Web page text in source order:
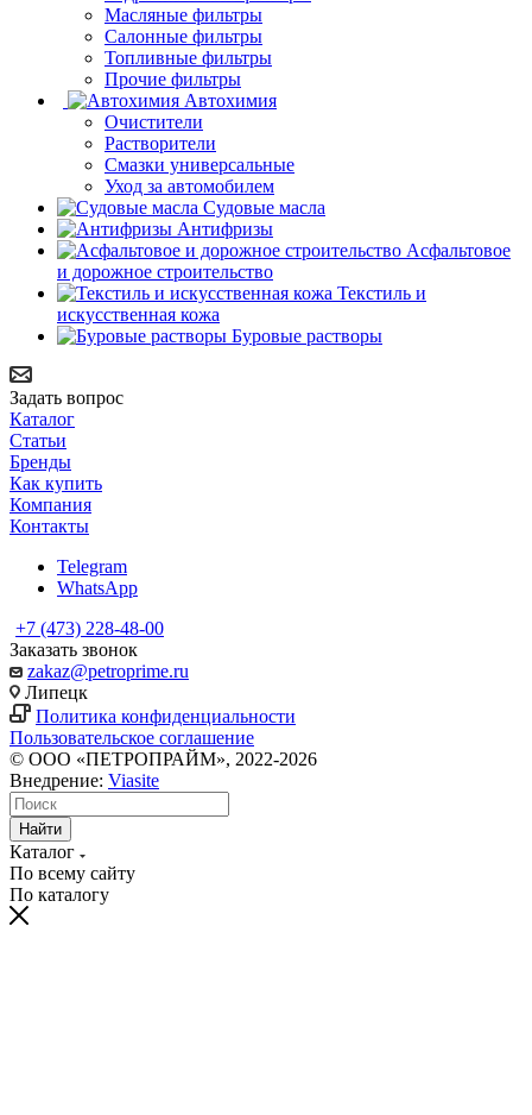
Масляные фильтры
Салонные фильтры
Топливные фильтры
Прочие фильтры
Автохимия
Очистители
Растворители
Смазки универсальные
Уход за автомобилем
Судовые масла
Антифризы
Асфальтовое
и дорожное строительство
Текстиль и
искусственная кожа
Буровые растворы
Задать вопрос
Каталог
Статьи
Бренды
Как купить
Компания
Контакты
Telegram
WhatsApp
+7 (473) 228-48-00
Заказать звонок
zakaz@petroprime.ru
Липецк
Политика конфиденциальности
Пользовательское соглашение
© ООО «ПЕТРОПРАЙМ», 2022-2026
Внедрение: Viasite
Найти
Каталог
По всему сайту
По каталогу